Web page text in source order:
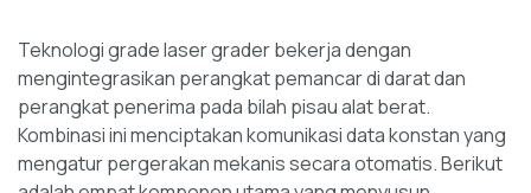
Teknologi grade laser grader bekerja dengan
mengintegrasikan perangkat pemancar di darat dan
perangkat penerima pada bilah pisau alat berat.
Kombinasi ini menciptakan komunikasi data konstan yang
mengatur pergerakan mekanis secara otomatis. Berikut